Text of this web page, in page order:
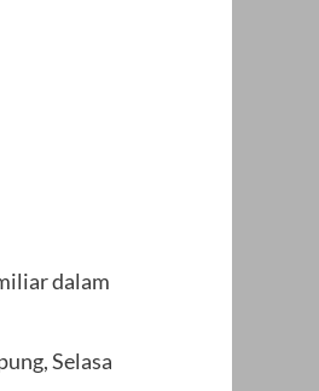
dalam
Selasa